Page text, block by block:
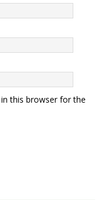
this browser for the